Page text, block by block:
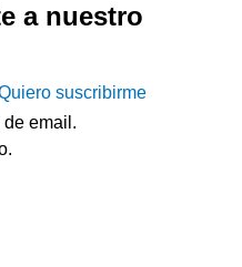
a nuestro
suscribirme
email.